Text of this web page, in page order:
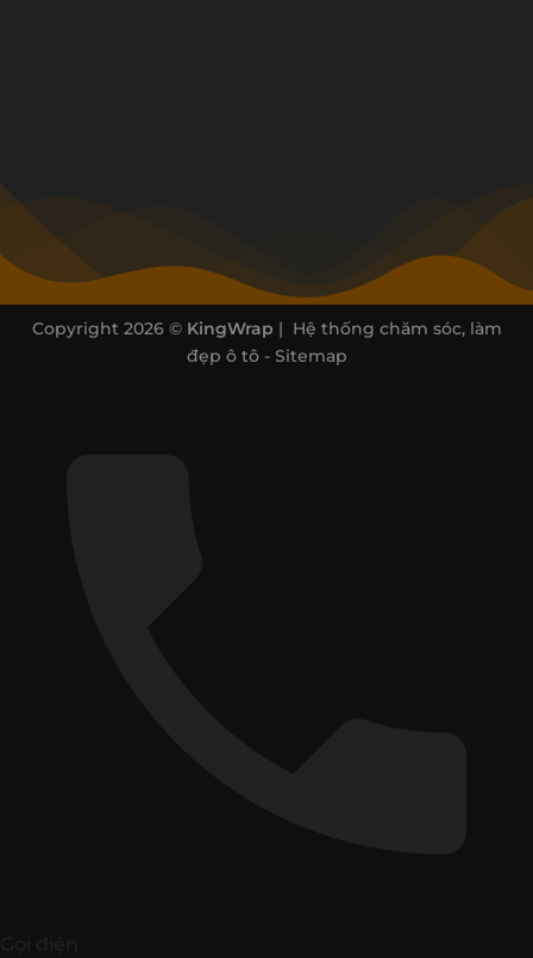
Copyright 2026 © KingWrap | Hệ thống chăm sóc, làm
đẹp ô tô - Sitemap